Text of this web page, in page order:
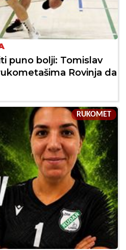
puno bolji: Tomislav
Rovinja da
RUKOMET